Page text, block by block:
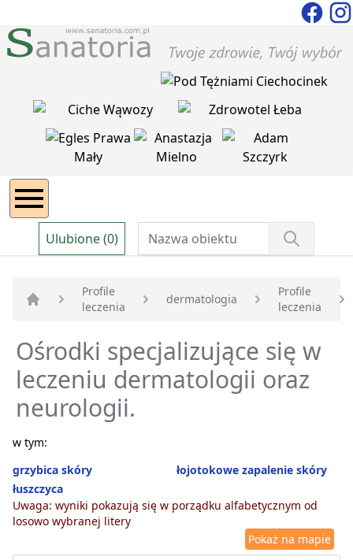
Ulubione (0)
Strona główna
Profile
leczenia
dermatologia
Profile
leczenia
Ośrodki specjalizujące się w
leczeniu dermatologii oraz
neurologii.
w tym:
grzybica skóry
łojotokowe zapalenie skóry
łuszczyca
Uwaga: wyniki pokazują się w porządku alfabetycznym od
losowo wybranej litery
Pokaż na mapie